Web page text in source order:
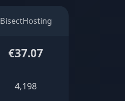
BisectHosting
€37.07
4,198